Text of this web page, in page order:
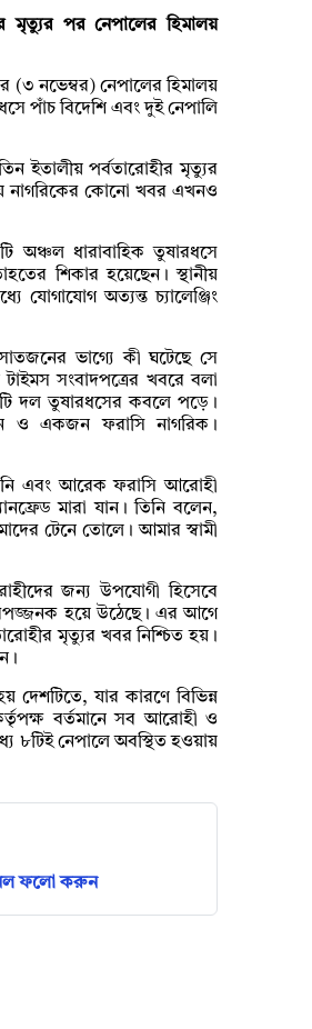
মৃত্যুর পর নেপালের হিমালয়
নভেম্বর) নেপালের হিমালয়
পাঁচ বিদেশি এবং দুই নেপালি
ইতালীয় পর্বতারোহীর মৃত্যুর
নাগরিকের কোনো খবর এখনও
অঞ্চল ধারাবাহিক তুষারধসে
শিকার হয়েছেন। স্থানীয়
যোগাযোগ অত্যন্ত চ্যালেঞ্জিং
ভাগ্যে কী ঘটেছে সে
সংবাদপত্রের খবরে বলা
দল তুষারধসের কবলে পড়ে।
ও একজন ফরাসি নাগরিক।
এবং আরেক ফরাসি আরোহী
মারা যান। তিনি বলেন,
টেনে তোলে। আমার স্বামী
জন্য উপযোগী হিসেবে
হয়ে উঠেছে। এর আগে
মৃত্যুর খবর নিশ্চিত হয়।
দেশটিতে, যার কারণে বিভিন্ন
বর্তমানে সব আরোহী ও
৮টিই নেপালে অবস্থিত হওয়ায়
ফলো করুন